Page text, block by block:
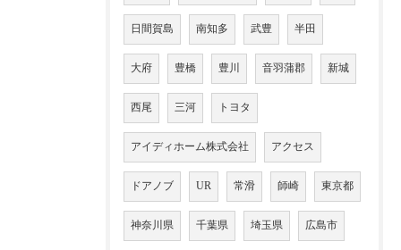
日間賀島 南知多 武豊 半田
大府 豊橋 豊川 音羽蒲郡 新城
西尾 三河 トヨタ
アイディホーム株式会社 アクセス
ドアノブ UR 常滑 師崎 東京都
神奈川県 千葉県 埼玉県 広島市